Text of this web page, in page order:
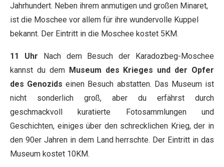
Jahrhundert. Neben ihrem anmutigen und großen Minaret,
ist die Moschee vor allem für ihre wundervolle Kuppel
bekannt. Der Eintritt in die Moschee kostet 5KM.
11 Uhr Nach dem Besuch der Karadozbeg-Moschee
kannst du dem Museum des Krieges und der Opfer
des Genozids einen Besuch abstatten. Das Museum ist
nicht sonderlich groß, aber du erfährst durch
geschmackvoll kuratierte Fotosammlungen und
Geschichten, einiges über den schrecklichen Krieg, der in
den 90er Jahren in dem Land herrschte. Der Eintritt in das
Museum kostet 10KM.